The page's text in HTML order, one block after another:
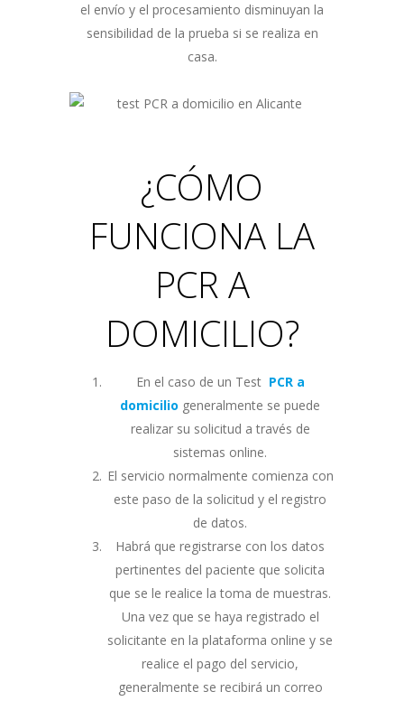
el envío y el procesamiento disminuyan la
sensibilidad de la prueba si se realiza en
casa.
¿CÓMO
FUNCIONA LA
PCR A
DOMICILIO?
En el caso de un Test PCR a
domicilio generalmente se puede
realizar su solicitud a través de
sistemas online.
El servicio normalmente comienza con
este paso de la solicitud y el registro
de datos.
Habrá que registrarse con los datos
pertinentes del paciente que solicita
que se le realice la toma de muestras.
Una vez que se haya registrado el
solicitante en la plataforma online y se
realice el pago del servicio,
generalmente se recibirá un correo